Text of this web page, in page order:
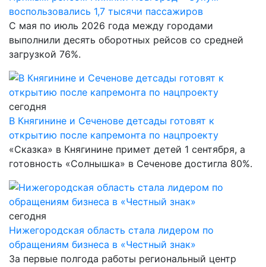
воспользовались 1,7 тысячи пассажиров
С мая по июль 2026 года между городами
выполнили десять оборотных рейсов со средней
загрузкой 76%.
сегодня
В Княгинине и Сеченове детсады готовят к
открытию после капремонта по нацпроекту
«Сказка» в Княгинине примет детей 1 сентября, а
готовность «Солнышка» в Сеченове достигла 80%.
сегодня
Нижегородская область стала лидером по
обращениям бизнеса в «Честный знак»
За первые полгода работы региональный центр